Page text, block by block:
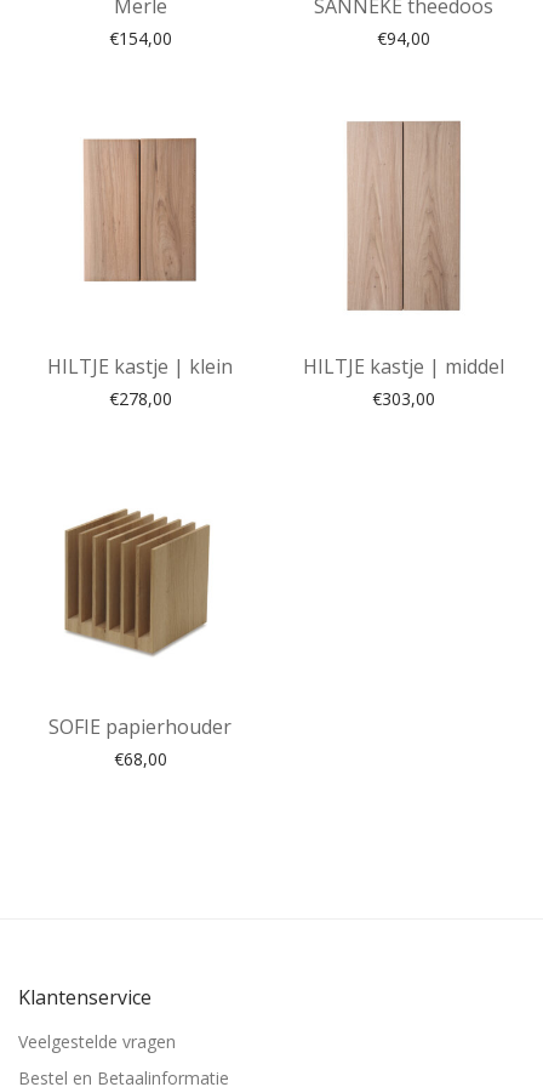
Merle
€154,00
SANNEKE theedoos
€94,00
HILTJE kastje | klein
€278,00
HILTJE kastje | middel
€303,00
SOFIE papierhouder
€68,00
Klantenservice
Veelgestelde vragen
Bestel en Betaalinformatie